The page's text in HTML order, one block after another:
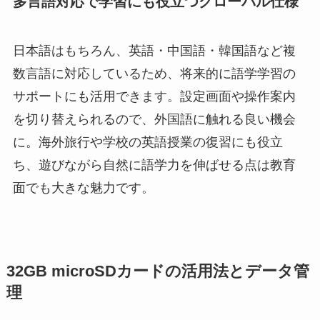
日本語はもちろん、英語・中国語・韓国語など複
数言語に対応しているため、将来的に語学学習の
サポートにも活用できます。設定画面や操作案内
を切り替えられるので、外国語に触れる良い機会
に。海外旅行や学校の英語授業の復習にも役立
ち、遊びながら自然に語学力を伸ばせる点は教育
面でも大きな魅力です。
32GB microSDカードの活用法とデータ管
理